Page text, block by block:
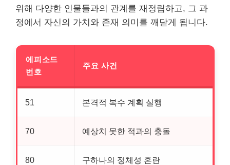
위해 다양한 인물들과의 관계를 재정립하고, 그 과
정에서 자신의 가치와 존재 의미를 깨닫게 됩니다.
에피소드
번호
주요 사건
51 본격적 복수 계획 실행
70 예상치 못한 적과의 충돌
80 구하나의 정체성 혼란